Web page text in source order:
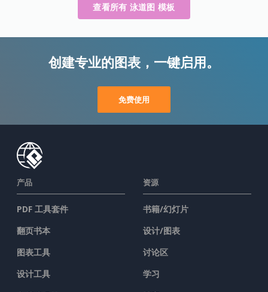
查看所有 泳道图 模板
创建专业的图表，一键启用。
免费使用
产品
PDF 工具套件
翻页书本
图表工具
设计工具
资源
书籍/幻灯片
设计/图表
讨论区
学习